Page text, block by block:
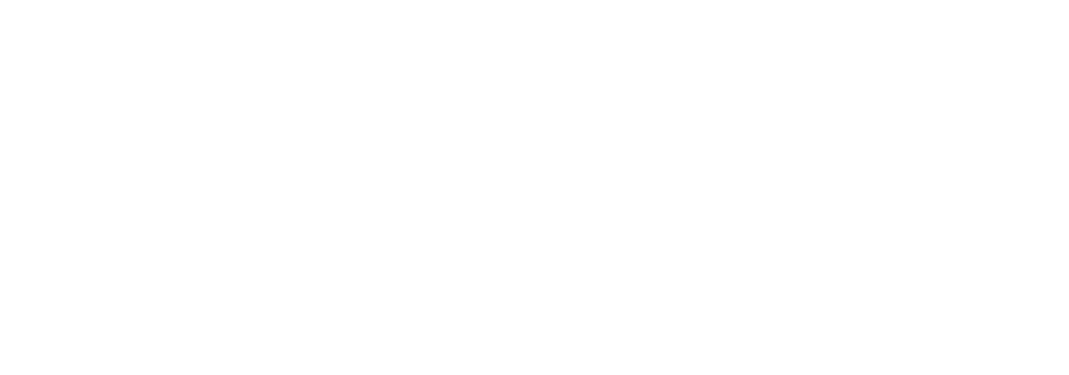
pela criadora e responsável pela produção, Laura Nogueira.